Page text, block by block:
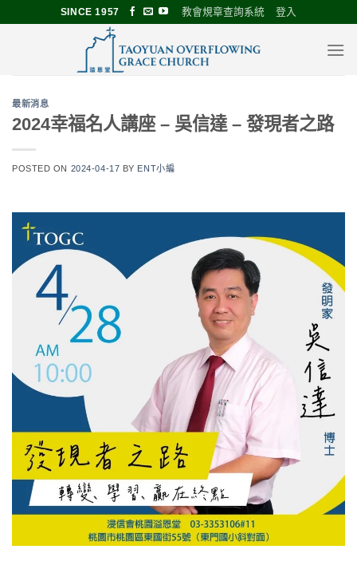
SINCE 1957 教會規章查詢系統 登入
最新消息
2024幸福名人講座 – 吳信達 – 發現者之路
POSTED ON 2024-04-17 BY ENT小編